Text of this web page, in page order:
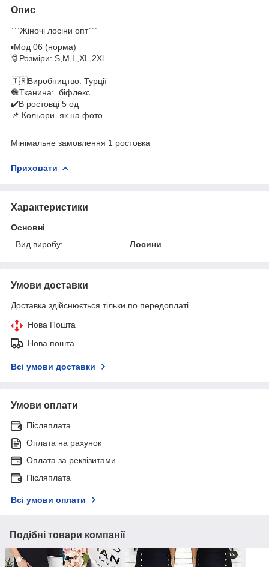
Опис
```Жіночі лосіни опт```
▪️Мод 06 (норма)
🧷Розміри: S,M,L,XL,2Хl
🇹🇷Виробництво: Турції
🧶Тканина: біфлекс
✔️В ростовці 5 од
📌 Кольори як на фото
Мінімальне замовлення 1 ростовка
Приховати
Характеристики
Основні
Вид виробу:
Лосини
Умови доставки
Доставка здійснюється тільки по передоплаті.
Нова Пошта
Нова пошта
Всі умови доставки
Умови оплати
Післяплата
Оплата на рахунок
Оплата за реквізитами
Післяплата
Всі умови оплати
Подібні товари компанії